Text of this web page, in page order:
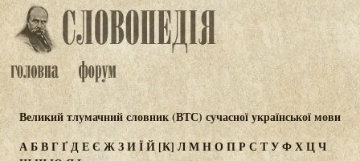
Великий тлумачний словник (ВТС) сучасної української мови
АБВГҐДЕЄ ЖЗИЇЙ [К] ЛМНОПР СТУФХЦЧ